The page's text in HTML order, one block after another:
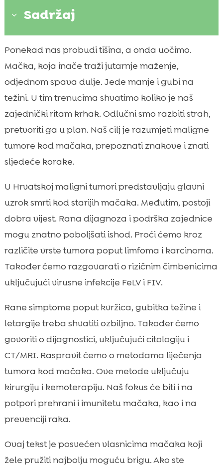
3 Sadržaj
 Što je maligni tumor kod mačaka i zašto je
važna rana dijagnoza
Najčešće vrste karcinoma kod mačaka
Rizični čimbenici i genetika
Rani simptomi koje ne smijemo ignorirati
Dijagnostičke metode u veterinarskoj praksi
Staging i grading: kako se procjenjuje
napredovanje bolesti
Opcije liječenja i multidisciplinarni pristup
Prehrana i podrška imunitetu tijekom
liječenja
CricksyCat proizvodi kao dio svakodnevne
skrbi

Život s dijagnozom: kako prilagoditi dom i
rutinu
 Prevencija: sterilizacija, njega kože i usne
šupljine, sunčeva zaštita
Emocionalna podrška i komunikacija s
veterinarom
 Troškovi liječenja i planiranje budžeta
 Zaključak
 FAQ
Ponekad nas probudi tišina, a onda uočimo.
Mačka, koja inače traži jutarnje maženje,
odjednom spava dulje. Jede manje i gubi na
težini. U tim trenucima shvatimo koliko je naš
zajednički ritam krhak. Odlučni smo razbiti strah,
pretvoriti ga u plan. Naš cilj je razumjeti maligne
tumore kod mačaka, prepoznati znakove i znati
sljedeće korake.
U Hrvatskoj maligni tumori predstavljaju glavni
uzrok smrti kod starijih mačaka. Međutim, postoji
dobra vijest. Rana dijagnoza i podrška zajednice
mogu znatno poboljšati ishod. Proći ćemo kroz
različite vrste tumora poput limfoma i karcinoma.
Također ćemo razgovarati o rizičnim čimbenicima
uključujući virusne infekcije FeLV i FIV.
Rane simptome poput kvržica, gubitka težine i
letargije treba shvatiti ozbiljno. Također ćemo
govoriti o dijagnostici, uključujući citologiju i
CT/MRI. Raspravit ćemo o metodama liječenja
tumora kod mačaka. Ove metode uključuju
kirurgiju i kemoterapiju. Naš fokus će biti i na
potpori prehrani i imunitetu mačaka, kao i na
prevenciji raka.
Ovaj tekst je posvećen vlasnicima mačaka koji
žele pružiti najbolju moguću brigu. Ako ste